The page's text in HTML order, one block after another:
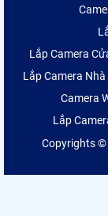
Lắp Camera
Lắp Camera
Camera
Lắp
Copyrights ©